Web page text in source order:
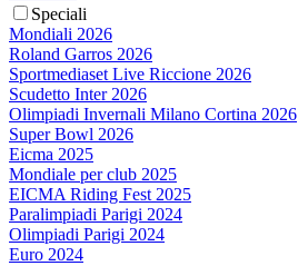
Speciali
Mondiali 2026
Roland Garros 2026
Sportmediaset Live Riccione 2026
Scudetto Inter 2026
Olimpiadi Invernali Milano Cortina 2026
Super Bowl 2026
Eicma 2025
Mondiale per club 2025
EICMA Riding Fest 2025
Paralimpiadi Parigi 2024
Olimpiadi Parigi 2024
Euro 2024